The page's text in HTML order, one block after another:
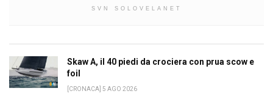
SVN SOLOVELANET
Skaw A, il 40 piedi da crociera con prua scow e
foil
[CRONACA] 5 AGO 2026